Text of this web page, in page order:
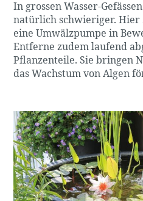
In grossen Wasser-
natürlich schwieriger. Hier
eine Umwälzpumpe in
Entferne zudem laufend
Pflanzenteile. Sie bringen
das Wachstum von Algen